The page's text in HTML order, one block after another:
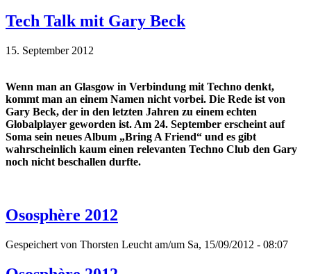
Tech Talk mit Gary Beck
15. September 2012
Wenn man an Glasgow in Verbindung mit Techno denkt,
kommt man an einem Namen nicht vorbei. Die Rede ist von
Gary Beck, der in den letzten Jahren zu einem echten
Globalplayer geworden ist. Am 24. September erscheint auf
Soma sein neues Album „Bring A Friend“ und es gibt
wahrscheinlich kaum einen relevanten Techno Club den Gary
noch nicht beschallen durfte.
Ososphère 2012
Gespeichert von Thorsten Leucht am/um Sa, 15/09/2012 - 08:07